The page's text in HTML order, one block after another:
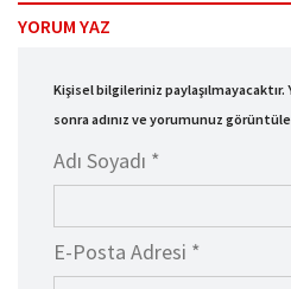
YORUM YAZ
Kişisel bilgileriniz
sonra adınız ve yorumunuz
Adı Soyadı *
E-Posta Adresi *